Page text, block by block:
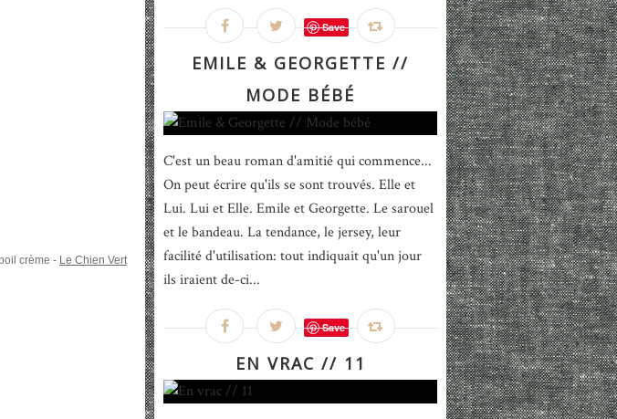
crème - Le Chien Vert
Save
EMILE & GEORGETTE //
MODE BÉBÉ
C'est un beau roman d'amitié qui commence...
On peut écrire qu'ils se sont trouvés. Elle et
Lui. Lui et Elle. Emile et Georgette. Le sarouel
et le bandeau. La tendance, le jersey, leur
facilité d'utilisation: tout indiquait qu'un jour
ils iraient de-ci...
Save
EN VRAC // 11